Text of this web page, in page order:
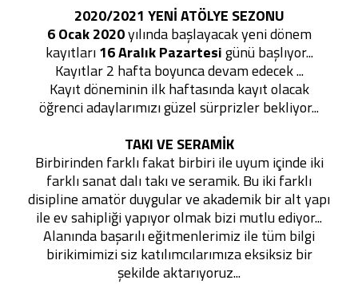
2020/2021 YENİ ATÖLYE SEZONU
6 Ocak 2020yılında başlayacak yeni dönem
kayıtları16 Aralık Pazartesigünü başlıyor...
Kayıtlar 2 hafta boyunca devam edecek ...
Kayıt döneminin ilk haftasında kayıt olacak
öğrenci adaylarımızı güzel sürprizler bekliyor...
TAKI VE SERAMİK
Birbirinden farklı fakat birbiri ile uyum içinde iki
farklı sanat dalı takı ve seramik. Bu iki farklı
disipline amatör duygular ve akademik bir alt yapı
ile ev sahipliği yapıyor olmak bizi mutlu ediyor...
Alanında başarılı eğitmenlerimiz ile tüm bilgi
birikimimizi siz katılımcılarımıza eksiksiz bir
şekilde aktarıyoruz...